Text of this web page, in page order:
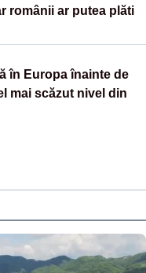
românii ar putea plăti
în Europa înainte de
mai scăzut nivel din